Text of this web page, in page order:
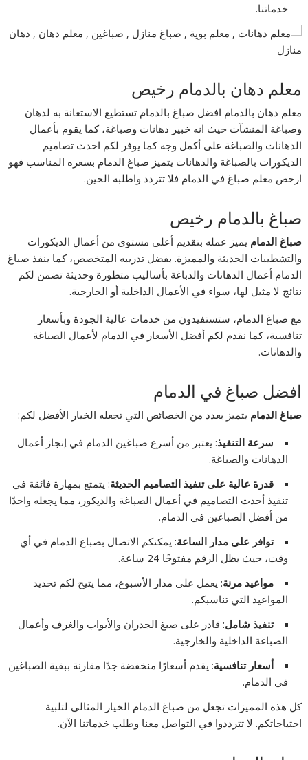
خدماتنا.
معلم دهان بالدمام رخيص
معلم دهان بالدمام افضل صباغ بالدمام تستطيع الاستعانة به لدهان
وصباغة المنشآت حيث انه خبير دهانات وصباغة، كما يقوم بأعمال
الدهانات والصباغة على أكمل وجه كما يوفر لكم احدث تصاميم
الديكورات بالصباغة والدهانات يتميز صباغ الدمام بسعره المناسب فهو
ارخص معلم صباغ في الدمام فلا تتردد واطلبه الحين.
صباغ بالدمام رخيص
صباغ الدمام يميز عمله بتقديم أعلى مستوى من أعمال الديكورات
والتشطيبات الحديثة والمميزة. بفضل تدريبه المتخصص، كما ينفذ صباغ
الدمام أعمال الدهانات والدباغة بأساليب متطورة وحديثة تضمن لكم
نتائج لا مثيل لها، سواء في الأعمال الداخلية أو الخارجية.
مع صباغ الدمام، ستستفيدون من خدمات عالية الجودة وبأسعار
تنافسية، كما نقدم لكم أفضل الأسعار في الدمام لأعمال الصباغة
والدهانات.
افضل صباغ في الدمام
صباغ الدمام يتميز بعدد من الخصائص التي تجعله الخيار الأفضل لكم:
سرعة التنفيذ: يعتبر من أسرع صباغين الدمام في إنجاز أعمال
الدهانات والصباغة.
قدرة عالية على تنفيذ التصاميم الحديثة: يتمتع بمهارة فائقة في
تنفيذ أحدث التصاميم في أعمال الصباغة والديكور، مما يجعله واحدًا
من أفضل الصباغين في الدمام.
توافر على مدار الساعة: يمكنكم الاتصال بصباغ الدمام في أي
وقت، حيث يظل الرقم مفتوحًا 24 ساعة.
مواعيد مرنة: يعمل على مدار الأسبوع، مما يتيح لكم تحديد
المواعيد التي تناسبكم.
تنفيذ شامل: قادر على صبغ الجدران والأبواب والغرف وأعمال
الصباغة الداخلية والخارجية.
أسعار تنافسية: يقدم أسعارًا منخفضة جدًا مقارنة ببقية الصباغين
في الدمام.
كل هذه المميزات تجعل من صباغ الدمام الخيار المثالي لتلبية
احتياجاتكم. لا تترددوا في التواصل معنا وطلب خدماتنا الآن.